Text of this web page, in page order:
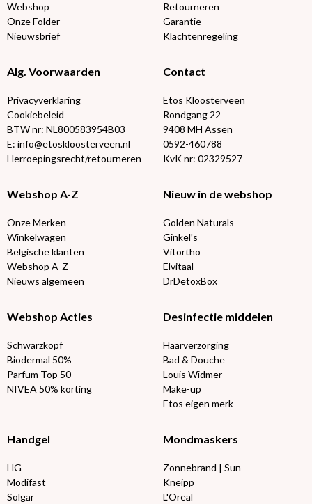
Webshop
Onze Folder
Nieuwsbrief
Retourneren
Garantie
Klachtenregeling
Alg. Voorwaarden
Privacyverklaring
Cookiebeleid
BTW nr: NL800583954B03
E: info@etoskloosterveen.nl
Herroepingsrecht/retourneren
Contact
Etos Kloosterveen
Rondgang 22
9408 MH Assen
0592-460788
KvK nr: 02329527
Webshop A-Z
Onze Merken
Winkelwagen
Belgische klanten
Webshop A-Z
Nieuws algemeen
Nieuw in de webshop
Golden Naturals
Ginkel's
Vitortho
Elvitaal
DrDetoxBox
Webshop Acties
Schwarzkopf
Biodermal 50%
Parfum Top 50
NIVEA 50% korting
Desinfectie middelen
Haarverzorging
Bad & Douche
Louis Widmer
Make-up
Etos eigen merk
Handgel
HG
Modifast
Solgar
Mondmaskers
Zonnebrand | Sun
Kneipp
L'Oreal